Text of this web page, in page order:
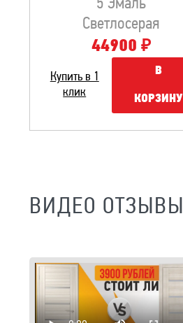
5 Эмаль
Светлосерая
44900 ₽
Купить в 1
клик
В
КОРЗИНУ
ВИДЕО ОТЗЫВЫ